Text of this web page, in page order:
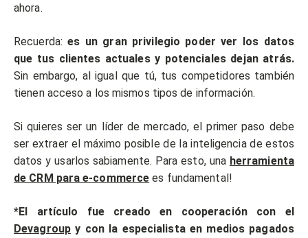
ahora.
Recuerda:es un gran privilegio poder ver los datos
que tus clientes actuales y potenciales dejan atrás.
Sin embargo, al igual que tú, tus competidores también
tienen acceso a los mismos tipos de información.
Si quieres ser un líder de mercado, el primer paso debe
ser extraer el máximo posible de la inteligencia de estos
datos y usarlos sabiamente. Para esto, una herramienta
de CRM para e-commerce es fundamental!
*El artículo fue creado en cooperación con el
Devagroupy con la especialista en medios pagados